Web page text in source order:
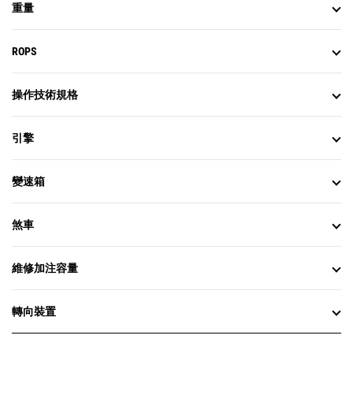
重量
ROPS
操作技術規格
引擎
變速箱
煞車
維修加注容量
轉向裝置